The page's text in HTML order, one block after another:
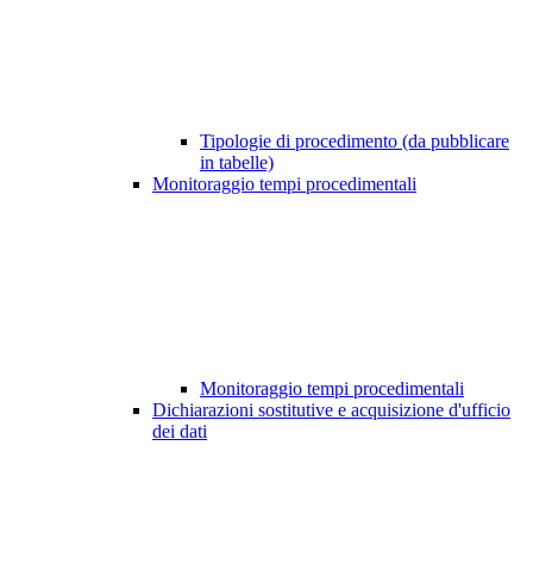
Tipologie di procedimento (da pubblicare
in tabelle)
Monitoraggio tempi procedimentali
Monitoraggio tempi procedimentali
Dichiarazioni sostitutive e acquisizione d'ufficio
dei dati